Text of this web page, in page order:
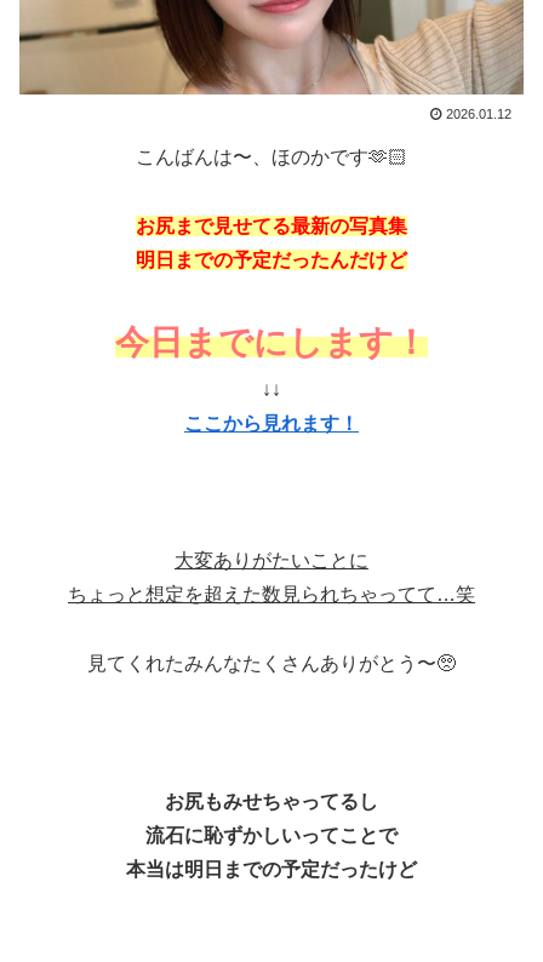
2026.01.12
こんばんは〜、ほのかです🫶🏻
お尻まで見せてる最新の写真集
明日までの予定だったんだけど
今日までにします！
↓↓
ここから見れます！
大変ありがたいことに
ちょっと想定を超えた数見られちゃってて…笑
見てくれたみんなたくさんありがとう〜🥺
お尻もみせちゃってるし
流石に恥ずかしいってことで
本当は明日までの予定だったけど